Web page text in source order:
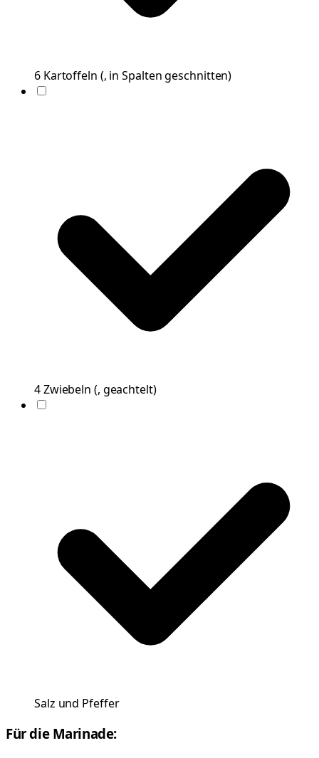
6 Kartoffeln (, in Spalten geschnitten)
4Zwiebeln (, geachtelt)
Salz und Pfeffer
Für die Marinade: